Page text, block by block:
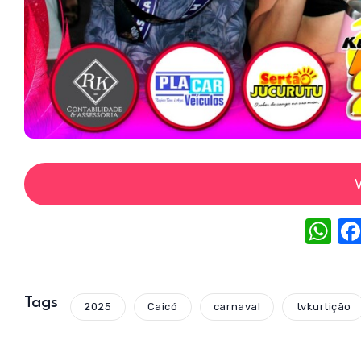
W
s
Tags 2025 Caicó carnaval tvkurtição